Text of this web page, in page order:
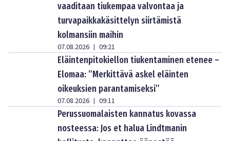
vaaditaan tiukempaa valvontaa ja
turvapaikkakäsittelyn siirtämistä
kolmansiin maihin
07.08.2026 | 09:21
Eläintenpitokiellon tiukentaminen etenee –
Elomaa: ”Merkittävä askel eläinten
oikeuksien parantamiseksi”
07.08.2026 | 09:11
Perussuomalaisten kannatus kovassa
nosteessa: Jos et halua Lindtmanin